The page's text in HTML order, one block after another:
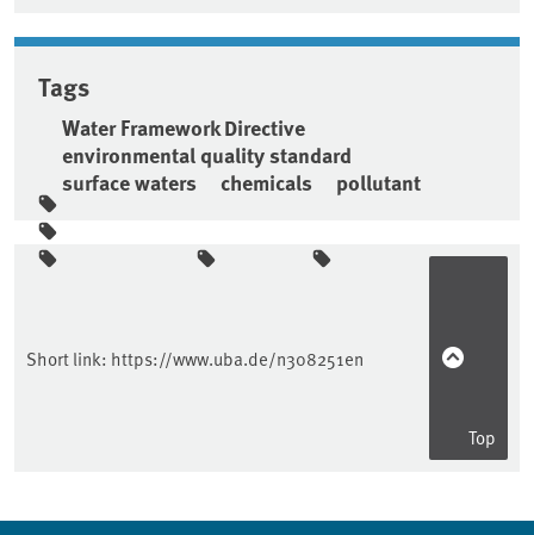
Tags
Water Framework Directive
environmental quality standard
surface waters
chemicals pollutant
Sidebar
Short link: https://www.uba.de/n308251en
Top